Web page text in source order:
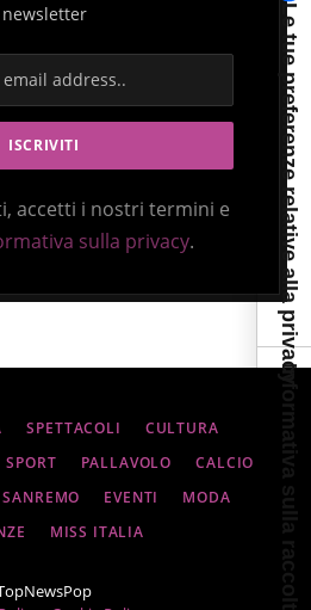
newsletter
accetti i nostri termini e
sulla privacy.
SPETTACOLI
CULTURA
SPORT PALLAVOLO
CALCIO
SANREMO EVENTI
MODA
MISS ITALIA
Le tue preferenze relative alla privacy